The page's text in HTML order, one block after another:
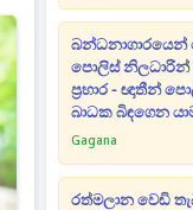
බන්ධනාගාරයෙන්
පොලිස් නිලධාරින්
ප්‍රහාර - ඥාතීන්
බාධක බිඳගෙන
උත්සාහයක
Gagana
රත්මලාන වෙඩි